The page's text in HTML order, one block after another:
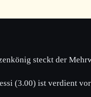
steckt der
(3.00) ist verdient